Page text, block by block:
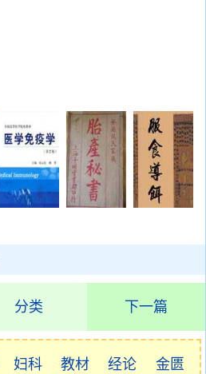
分类 下一篇
妇科 教材 经论 金匮